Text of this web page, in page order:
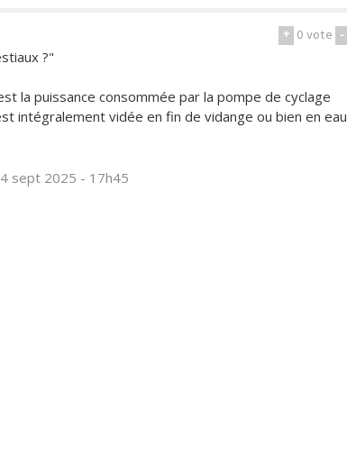
+ 0vote -
?"
la puissance consommée par la pompe de cyclage
intégralement vidée en fin de vidange ou bien en eau
sept 2025 - 17h45